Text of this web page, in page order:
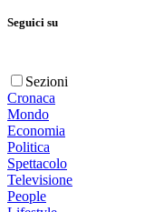
Seguici su
Sezioni
Cronaca
Mondo
Economia
Politica
Spettacolo
Televisione
People